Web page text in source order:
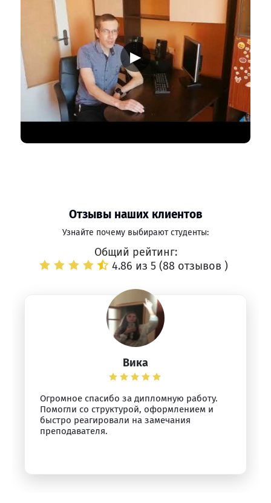
▶
Отзывы наших клиентов
Узнайте почему выбирают студенты:
Общий рейтинг:
4.86 из 5 (88 отзывов )
Вика
Огромное спасибо за дипломную работу.
Помогли со структурой, оформлением и
быстро реагировали на замечания
преподавателя.